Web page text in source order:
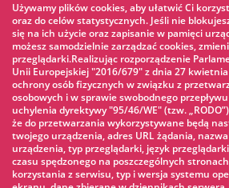
»
Worth seeing
Rope park »
Water Park »
Ice skating rink »
KINOECK »
Museum »
Używamy plików cookies, aby ułatwić Ci
oraz do celów statystycznych. Jeśli nie
się na ich użycie oraz zapisanie w pamięci
możesz samodzielnie zarządzać cookies,
przeglądarki.Realizując rozporządzenie
Unii Europejskiej "2016/679" z dnia 27
ochrony osób fizycznych w związku z
osobowych i w sprawie swobodnego
uchylenia dyrektywy "95/46/WE" (tzw.
że do przetwarzania wykorzystywane będą
twojego urządzenia, adres URL żądania,
urządzenia, typ przeglądarki, język
czasu spędzonego na poszczególnych
korzystania z serwisu, typ i wersja systemu